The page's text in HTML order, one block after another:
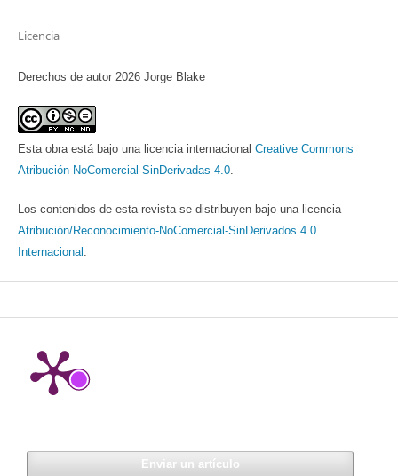
Licencia
Derechos de autor 2026 Jorge Blake
Esta obra está bajo una licencia internacional Creative Commons
Atribución-NoComercial-SinDerivadas 4.0.
Los contenidos de esta revista se distribuyen bajo una licencia
Atribución/Reconocimiento-NoComercial-SinDerivados 4.0
Internacional
Enviar un artículo